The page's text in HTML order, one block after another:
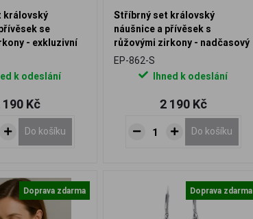
královský
se
- exkluzivní
k odeslání
190 Kč
Do košíku
Stříbrný set královský
náušnice a přívěsek s
růžovými zirkony - nadčasový
design
EP-862-S
Ihned k odeslání
2 190 Kč
Do košíku
Doprava zdarma Doprava zdarma